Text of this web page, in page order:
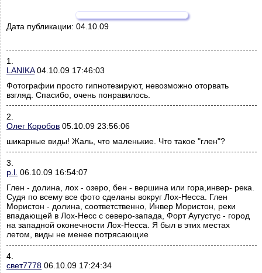
Дата публикации: 04.10.09
1.
LANIKA04.10.09 17:46:03
Фотографии просто гипнотезируют, невозможно оторвать
взгляд. Спасибо, очень понравилось.
2.
Олег Коробов 05.10.09 23:56:06
шикарные виды! Жаль, что маленькие. Что такое "глен"?
3.
p.l. 06.10.09 16:54:07
Глен - долина, лох - озеро, бен - вершина или гора,инвер- река.
Судя по всему все фото сделаны вокруг Лох-Несса. Глен
Мористон - долина, соответственно, Инвер Мористон, реки
впадающей в Лох-Несс с северо-запада, Форт Аугустус - город
на западной оконечности Лох-Несса. Я был в этих местах
летом, виды не менее потрясающие
4.
свет7778 06.10.09 17:24:34